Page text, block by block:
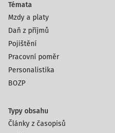
Témata
Mzdy a platy
Daň z příjmů
Pojištění
Pracovní poměr
Personalistika
BOZP
Typy obsahu
Články z časopisů